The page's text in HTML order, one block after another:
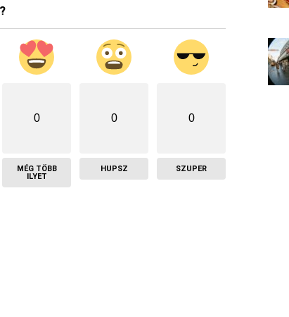
0
MÉG TÖBB
ILYET
0
HUPSZ
0
SZUPER